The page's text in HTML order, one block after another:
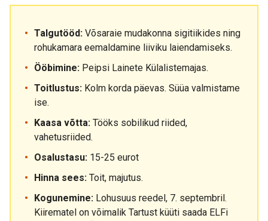
Talgutööd: Võsaraie mudakonna sigitiikides ning
rohukamara eemaldamine liiviku laiendamiseks.
Ööbimine: Peipsi Lainete Külalistemajas.
Toitlustus: Kolm korda päevas. Süüa valmistame
ise.
Kaasa võtta: Tööks sobilikud riided,
vahetusriided.
Osalustasu: 15-25 eurot
Hinna sees: Toit, majutus.
Kogunemine: Lohusuus reedel, 7. septembril.
Kiirematel on võimalik Tartust küüti saada ELFi